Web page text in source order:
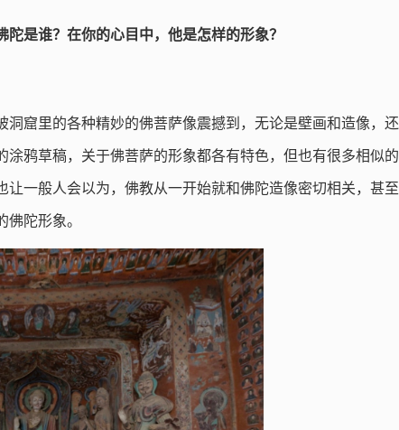
陀是谁？在你的心目中，他是怎样的形象？
窟里的各种精妙的佛菩萨像震撼到，无论是壁画和造像，还
鸦草稿，关于佛菩萨的形象都各有特色，但也有很多相似的
一般人会以为，佛教从一开始就和佛陀造像密切相关，甚至
陀形象。